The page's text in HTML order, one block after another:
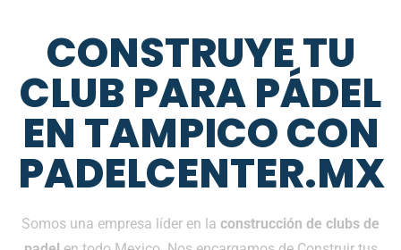
CONSTRUYE TU
CLUB PARA PÁDEL
EN TAMPICO CON
PADELCENTER.MX
Somos una empresa líder en la construcción de clubs de